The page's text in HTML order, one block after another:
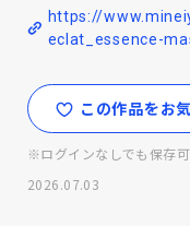
https://
eclat_essence-
この作品をお
※ログインなしでも保存
2026.07.03